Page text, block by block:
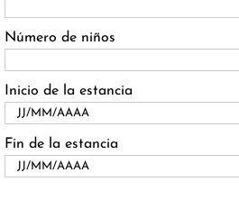
Número de niños
Inicio de la estancia
Fin de la estancia